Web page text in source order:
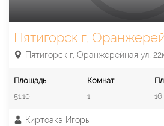
Пятигорск г,
Пятигорск г, Оранжерейная ул,
Площадь
51.10
Комнат
1
16
Киртоакэ Игорь